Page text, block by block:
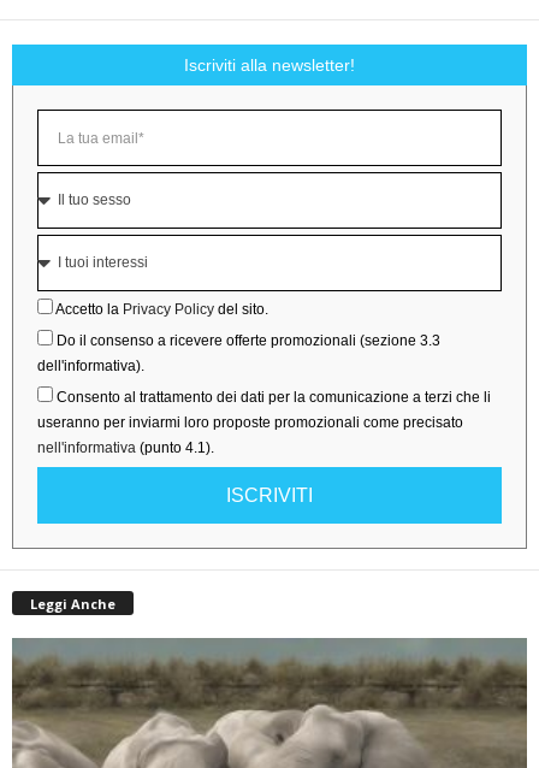
Iscriviti alla newsletter!
Accetto la Privacy Policy del sito.
Do il consenso a ricevere offerte promozionali (sezione 3.3
dell'informativa).
Consento al trattamento dei dati per la comunicazione a terzi che li
useranno per inviarmi loro proposte promozionali come precisato
nell'informativa (punto 4.1).
ISCRIVITI
Leggi Anche